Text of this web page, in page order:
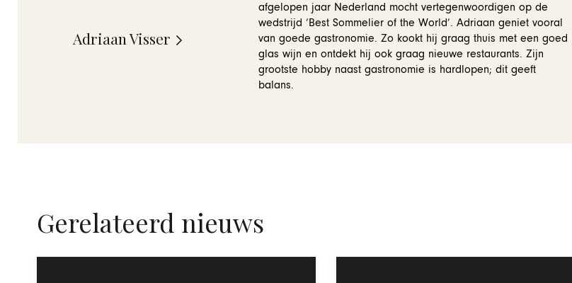
Adriaan Visser
afgelopen jaar Nederland mocht vertegenwoordigen op de
wedstrijd ‘Best Sommelier of the World’. Adriaan geniet vooral
van goede gastronomie. Zo kookt hij graag thuis met een goed
glas wijn en ontdekt hij ook graag nieuwe restaurants. Zijn
grootste hobby naast gastronomie is hardlopen; dit geeft
balans.
Gerelateerd nieuws